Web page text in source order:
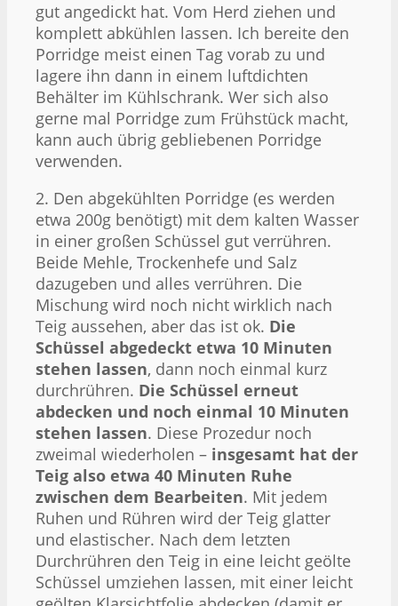
gut angedickt hat. Vom Herd ziehen und
komplett abkühlen lassen. Ich bereite den
Porridge meist einen Tag vorab zu und
lagere ihn dann in einem luftdichten
Behälter im Kühlschrank. Wer sich also
gerne mal Porridge zum Frühstück macht,
kann auch übrig gebliebenen Porridge
verwenden.
2. Den abgekühlten Porridge (es werden
etwa 200g benötigt) mit dem kalten Wasser
in einer großen Schüssel gut verrühren.
Beide Mehle, Trockenhefe und Salz
dazugeben und alles verrühren. Die
Mischung wird noch nicht wirklich nach
Teig aussehen, aber das ist ok. Die
Schüssel abgedeckt etwa 10 Minuten
stehen lassen, dann noch einmal kurz
durchrühren. Die Schüssel erneut
abdecken und noch einmal 10 Minuten
stehen lassen. Diese Prozedur noch
zweimal wiederholen – insgesamt hat der
Teig also etwa 40 Minuten Ruhe
zwischen dem Bearbeiten. Mit jedem
Ruhen und Rühren wird der Teig glatter
und elastischer. Nach dem letzten
Durchrühren den Teig in eine leicht geölte
Schüssel umziehen lassen, mit einer leicht